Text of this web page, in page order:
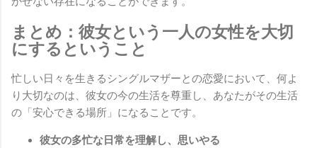
まとめ：彼女という一人の女性を大切
にするということ
忙しい日々を生きるシングルマザーとの恋愛において、何よ
り大切なのは、彼女の今の生活を尊重し、あなたがその生活
の「安心できる場所」になることです。
彼女の多忙な日常を理解し、思いやる